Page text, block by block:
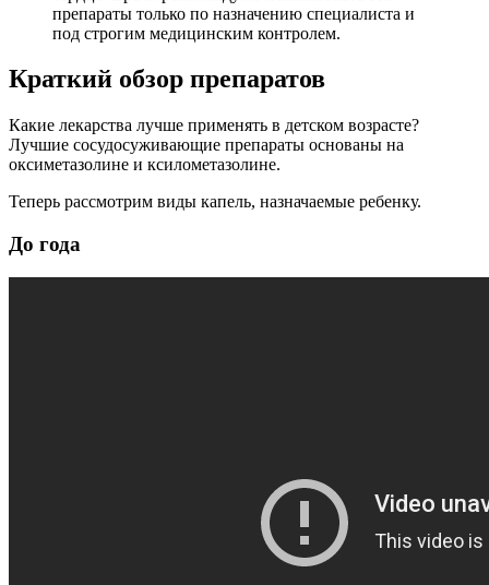
препараты только по назначению специалиста и
под строгим медицинским контролем.
Краткий обзор препаратов
Какие лекарства лучше применять в детском возрасте?
Лучшие сосудосуживающие препараты основаны на
оксиметазолине и ксилометазолине.
Теперь рассмотрим виды капель, назначаемые ребенку.
До года